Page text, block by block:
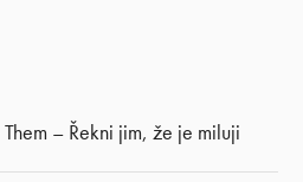
– Řekni jim, že je miluji